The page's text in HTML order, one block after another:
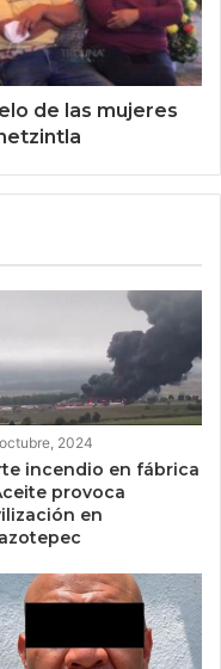
de las mujeres
2024
incendio en fábrica
provoca
en